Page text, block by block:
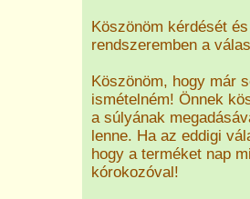
Köszönöm kérdését
rendszeremben a
Köszönöm, hogy már
ismételném! Önnek
a súlyának
lenne. Ha az eddigi
hogy a terméket nap
kórokozóval!